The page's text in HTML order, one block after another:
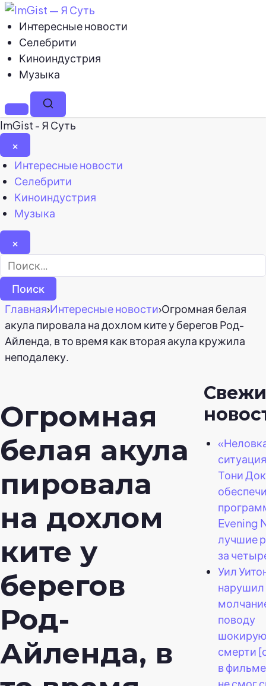
Интересные новости
Селебрити
Киноиндустрия
Музыка
МенюПоиск
ImGist - Я Суть
×
Закрыть
меню
Интересные новости
Селебрити
Киноиндустрия
Музыка
×
Найти:
Главная›Интересные новости›Огромная белая
акула пировала на дохлом ките у берегов Род-
Айленда, в то время как вторая акула кружила
неподалеку.
Огромная
белая акула
пировала
на дохлом
ките у
берегов
Род-
Айленда, в
Тони
Evening
лучшие
за
Уил
нарушил
поводу
смерти
в
не смог